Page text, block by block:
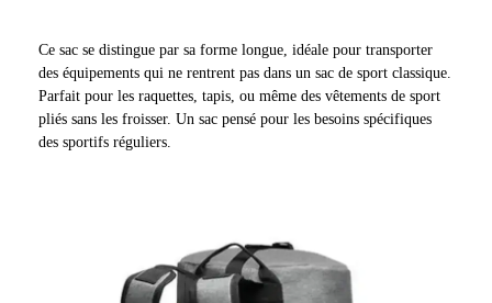
Ce sac se distingue par sa forme longue, idéale pour transporter
des équipements qui ne rentrent pas dans un sac de sport classique.
Parfait pour les raquettes, tapis, ou même des vêtements de sport
pliés sans les froisser. Un sac pensé pour les besoins spécifiques
des sportifs réguliers.